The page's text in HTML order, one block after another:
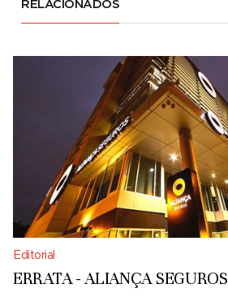
RELACIONADOS
Editorial
ERRATA - ALIANÇA SEGUROS